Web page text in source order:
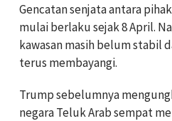
Gencatan senjata antara
mulai berlaku sejak 8 April.
kawasan masih belum stabil
terus membayangi.
Trump sebelumnya
negara Teluk Arab sempat